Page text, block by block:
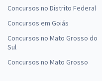
Concursos no Distrito Federal
Concursos em Goiás
Concursos no Mato Grosso do
Sul
Concursos no Mato Grosso